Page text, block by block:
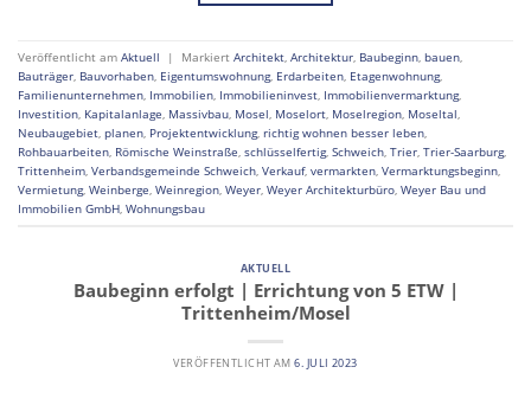
Veröffentlicht am Aktuell | Markiert Architekt, Architektur, Baubeginn, bauen,
Bauträger, Bauvorhaben, Eigentumswohnung, Erdarbeiten, Etagenwohnung,
Familienunternehmen, Immobilien, Immobilieninvest, Immobilienvermarktung,
Investition, Kapitalanlage, Massivbau, Mosel, Moselort, Moselregion, Moseltal,
Neubaugebiet, planen, Projektentwicklung, richtig wohnen besser leben,
Rohbauarbeiten, Römische Weinstraße, schlüsselfertig, Schweich, Trier, Trier-Saarburg,
Trittenheim, Verbandsgemeinde Schweich, Verkauf, vermarkten, Vermarktungsbeginn,
Vermietung, Weinberge, Weinregion, Weyer, Weyer Architekturbüro, Weyer Bau und
Immobilien GmbH, Wohnungsbau
AKTUELL
Baubeginn erfolgt | Errichtung von 5 ETW |
Trittenheim/Mosel
VERÖFFENTLICHT AM6. JULI 2023